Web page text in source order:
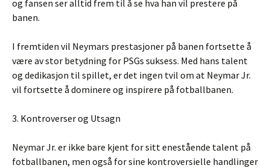
og fansen ser alltid frem til å se hva han vil prestere på
banen.
I fremtiden vil Neymars prestasjoner på banen fortsette å
være av stor betydning for PSGs suksess. Med hans talent
og dedikasjon til spillet, er det ingen tvil om at Neymar Jr.
vil fortsette å dominere og inspirere på fotballbanen.
3. Kontroverser og Utsagn
Neymar Jr. er ikke bare kjent for sitt enestående talent på
fotballbanen, men også for sine kontroversielle handlinger